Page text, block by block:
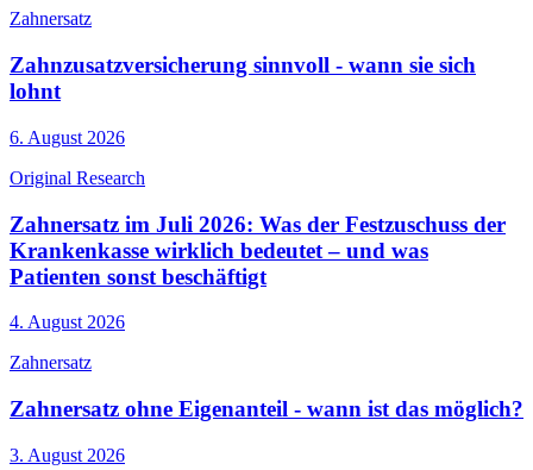
Zahnersatz
Zahnzusatzversicherung sinnvoll - wann sie sich
lohnt
6. August 2026
Original Research
Zahnersatz im Juli 2026: Was der Festzuschuss der
Krankenkasse wirklich bedeutet – und was
Patienten sonst beschäftigt
4. August 2026
Zahnersatz
Zahnersatz ohne Eigenanteil - wann ist das möglich?
3. August 2026